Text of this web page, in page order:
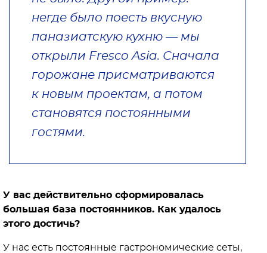
негде было поесть вкусную
паназиатскую кухню — мы
открыли Fresco Asia. Сначала
горожане присматриваются
к новым проектам, а потом
становятся постоянными
гостями.
У вас действительно сформировалась
большая база постоянников. Как удалось
этого достичь?
У нас есть постоянные гастрономические сеты,